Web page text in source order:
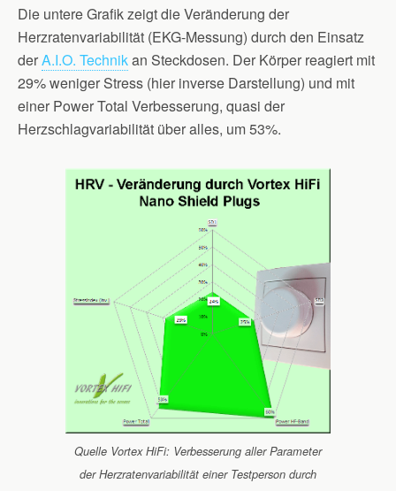
Die untere Grafik zeigt die Veränderung der
Herzratenvariabilität (EKG-Messung) durch den Einsatz
derA.I.O. Technikan Steckdosen. Der Körper reagiert mit
29% weniger Stress (hier inverse Darstellung) und mit
einer Power Total Verbesserung, quasi der
Herzschlagvariabilität über alles, um 53%.
Quelle Vortex HiFi: Verbesserung aller Parameter
der Herzratenvariabilität einer Testperson durch